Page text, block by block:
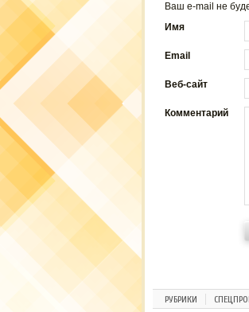
Ваш e-mail не
Имя
Email
Веб-сайт
Комментарий
РУБРИКИ